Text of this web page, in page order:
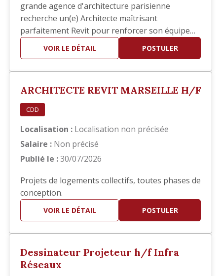
grande agence d'architecture parisienne
recherche un(e) Architecte maîtrisant
parfaitement Revit pour renforcer son équipe
en phase EXE. Vos missions Vous interviendrez
principalement sur la réalisation des documents
repérage. Production et mis…
VOIR LE DÉTAIL POSTULER
ARCHITECTE REVIT MARSEILLE H/F
CDD
Localisation : Localisation non précisée
Salaire : Non précisé
Publié le :30/07/2026
Projets de logements collectifs, toutes phases de
conception.
VOIR LE DÉTAIL POSTULER
Dessinateur Projeteur h/f Infra
Réseaux